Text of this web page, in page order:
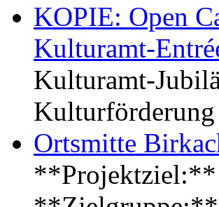
KOPIE: Open
Kulturamt-
Kulturamt-
Ortsmitte
**Projektziel:**